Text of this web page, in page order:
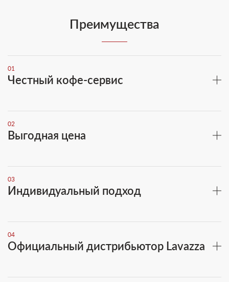
Преимущества
01
Честный кофе-сервис
02
Выгодная цена
03
Индивидуальный подход
04
Официальный дистрибьютор Lavazza